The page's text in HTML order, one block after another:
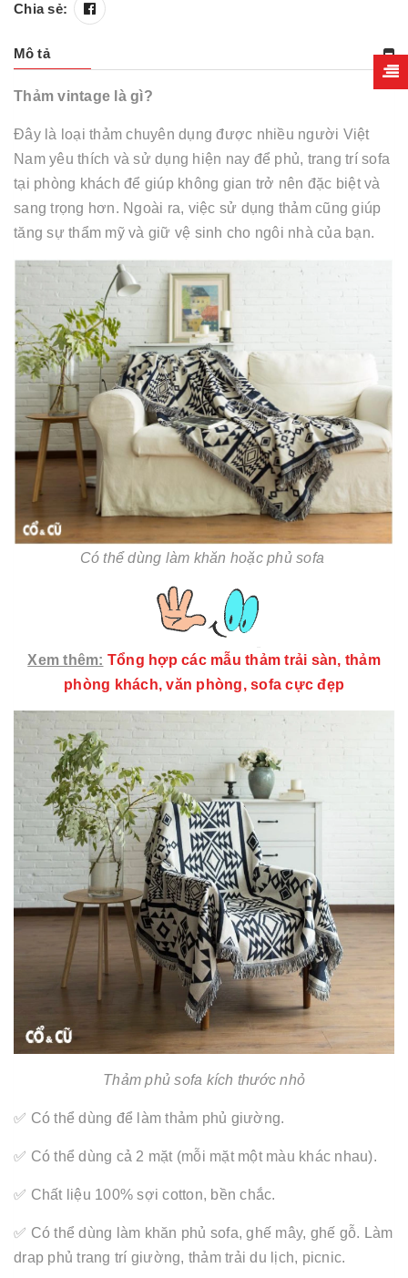
Chia sẻ:
Mô tả
Thảm vintage là gì?
Đây là loại thảm chuyên dụng được nhiều người Việt
Nam yêu thích và sử dụng hiện nay để phủ, trang trí sofa
tại phòng khách để giúp không gian trở nên đặc biệt và
sang trọng hơn. Ngoài ra, việc sử dụng thảm cũng giúp
tăng sự thẩm mỹ và giữ vệ sinh cho ngôi nhà của bạn.
Có thể dùng làm khăn hoặc phủ sofa
Xem thêm: Tổng hợp các mẫu thảm trải sàn, thảm
phòng khách, văn phòng, sofa cực đẹp
Thảm phủ sofa kích thước nhỏ
✅ Có thể dùng để làm thảm phủ giường.
✅ Có thể dùng cả 2 mặt (mỗi mặt một màu khác nhau).
✅ Chất liệu 100% sợi cotton, bền chắc.
✅ Có thể dùng làm khăn phủ sofa, ghế mây, ghế gỗ. Làm
drap phủ trang trí giường, thảm trải du lịch, picnic.